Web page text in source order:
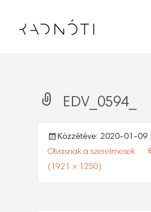
EDV_0594_
Közzétéve: 2020-01-09
Olvasnak a szerelmesek
(1921 × 1250)